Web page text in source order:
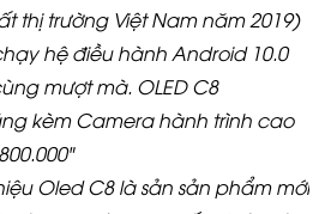
thị trường Việt Nam năm 2019)
hệ điều hành Android 10.0
mượt mà. OLED C8
kèm Camera hành trình cao
Oled C8 là sản sản phẩm mới